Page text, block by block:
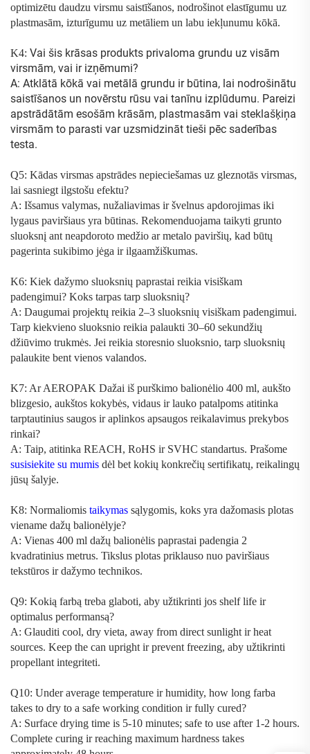
optimizētu daudzu virsmu saistīšanos, nodrošinot elastīgumu uz
plastmasām, izturīgumu uz metāliem un labu iekļunumu kōkā.
K4: Vai šis krāsas produkts privaloma grundu uz visām
virsmām, vai ir izņēmumi?
A: Atklātā kōkā vai metālā grundu ir būtina, lai nodrošinātu
saistīšanos un novērstu rūsu vai tanīnu izplūdumu. Pareizi
apstrādātām esošām krāsām, plastmasām vai steklašķiņa
virsmām to parasti var uzsmidzināt tieši pēc saderības
testa.
Q5: Kādas virsmas apstrādes nepieciešamas uz gleznotās virsmas,
lai sasniegt ilgstošu efektu?
A: Išsamus valymas, nužaliavimas ir švelnus apdorojimas iki
lygaus paviršiaus yra būtinas. Rekomenduojama taikyti grunto
sluoksnį ant neapdoroto medžio ar metalo paviršių, kad būtų
pagerinta sukibimo jėga ir ilgaamžiškumas.
K6: Kiek dažymo sluoksnių paprastai reikia visiškam
padengimui? Koks tarpas tarp sluoksnių?
A: Daugumai projektų reikia 2–3 sluoksnių visiškam padengimui.
Tarp kiekvieno sluoksnio reikia palaukti 30–60 sekundžių
džiūvimo trukmės. Jei reikia storesnio sluoksnio, tarp sluoksnių
palaukite bent vienos valandos.
K7: ArAEROPAK Dažai iš purškimo balionėlio 400 ml, aukšto
blizgesio, aukštos kokybės, vidaus ir lauko patalpoms atitinka
tarptautinius saugos ir aplinkos apsaugos reikalavimus prekybos
rinkai?
A: Taip, atitinka REACH, RoHS ir SVHC standartus. Prašome
susisiekite su mumis dėl bet kokių konkrečių sertifikatų, reikalingų
jūsų šalyje.
K8: Normaliomis taikymas sąlygomis, koks yra dažomasis plotas
viename dažų balionėlyje?
A: Vienas 400 ml dažų balionėlis paprastai padengia 2
kvadratinius metrus. Tikslus plotas priklauso nuo paviršiaus
tekstūros ir dažymo technikos.
Q9: Kokią farbą treba glaboti, aby užtikrinti jos shelf life ir
optimalus performansą?
A: Glauditi cool, dry vieta, away from direct sunlight ir heat
sources. Keep the can upright ir prevent freezing, aby užtikrinti
propellant integriteti.
Q10: Under average temperature ir humidity, how long farba
takes to dry to a safe working condition ir fully cured?
A: Surface drying time is 5-10 minutes; safe to use after 1-2 hours.
Complete curing ir reaching maximum hardness takes